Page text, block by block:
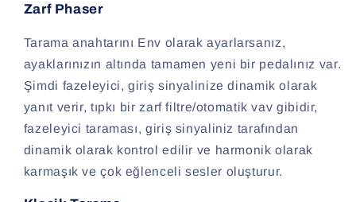
Zarf Phaser
Tarama anahtarını Env olarak ayarlarsanız,
ayaklarınızın altında tamamen yeni bir pedalınız var.
Şimdi fazeleyici, giriş sinyalinize dinamik olarak
yanıt verir, tıpkı bir zarf filtre/otomatik vav gibidir,
fazeleyici taraması, giriş sinyaliniz tarafından
dinamik olarak kontrol edilir ve harmonik olarak
karmaşık ve çok eğlenceli sesler oluşturur.